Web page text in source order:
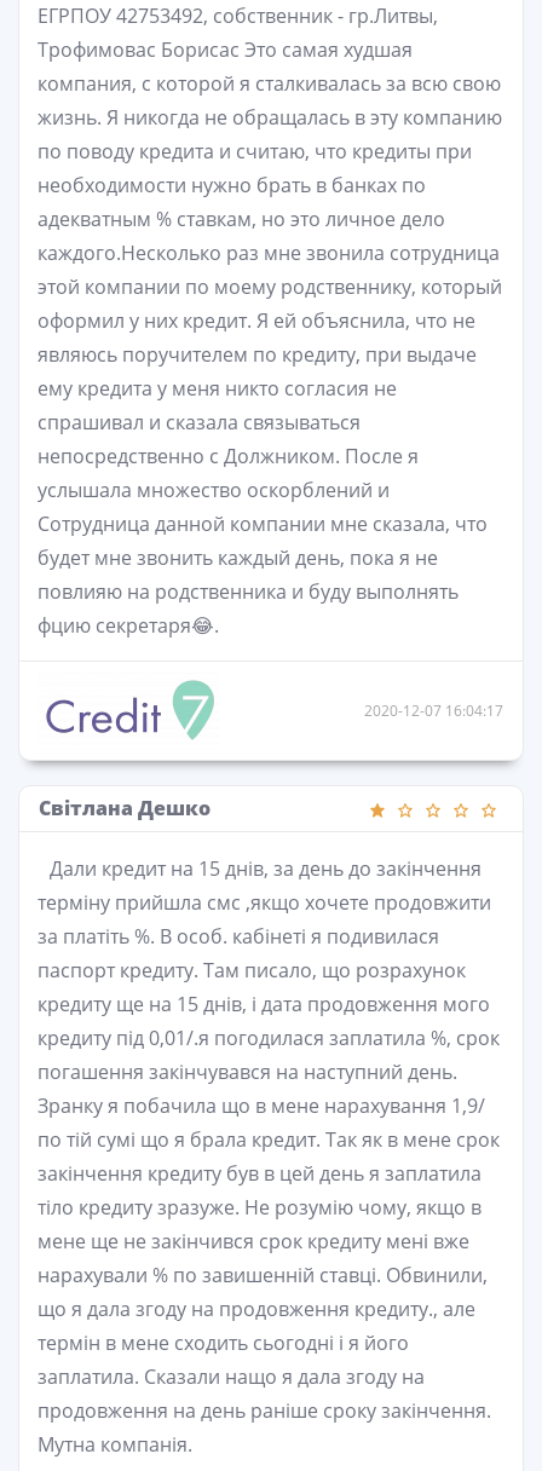
ЕГРПОУ 42753492, собственник - гр.Литвы,
Трофимовас Борисас Это самая худшая
компания, с которой я сталкивалась за всю свою
жизнь. Я никогда не обращалась в эту компанию
по поводу кредита и считаю, что кредиты при
необходимости нужно брать в банках по
адекватным % ставкам, но это личное дело
каждого.Несколько раз мне звонила сотрудница
этой компании по моему родственнику, который
оформил у них кредит. Я ей объяснила, что не
являюсь поручителем по кредиту, при выдаче
ему кредита у меня никто согласия не
спрашивал и сказала связываться
непосредственно с Должником. После я
услышала множество оскорблений и
Сотрудница данной компании мне сказала, что
будет мне звонить каждый день, пока я не
повлияю на родственника и буду выполнять
фцию секретаря😂.
2020-12-07 16:04:17
Світлана Дешко
Дали кредит на 15 днів, за день до закінчення
терміну прийшла смс ,якщо хочете продовжити
за платіть %. В особ. кабінеті я подивилася
паспорт кредиту. Там писало, що розрахунок
кредиту ще на 15 днів, і дата продовження мого
кредиту під 0,01/.я погодилася заплатила %, срок
погашення закінчувався на наступний день.
Зранку я побачила що в мене нарахування 1,9/
по тій сумі що я брала кредит. Так як в мене срок
закінчення кредиту був в цей день я заплатила
тіло кредиту зразуже. Не розумію чому, якщо в
мене ще не закінчився срок кредиту мені вже
нарахували % по завишенній ставці. Обвинили,
що я дала згоду на продовження кредиту., але
термін в мене сходить сьогодні і я його
заплатила. Сказали нащо я дала згоду на
продовження на день раніше сроку закінчення.
Мутна компанія.